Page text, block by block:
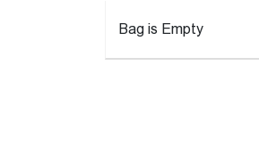
Bag is Empty